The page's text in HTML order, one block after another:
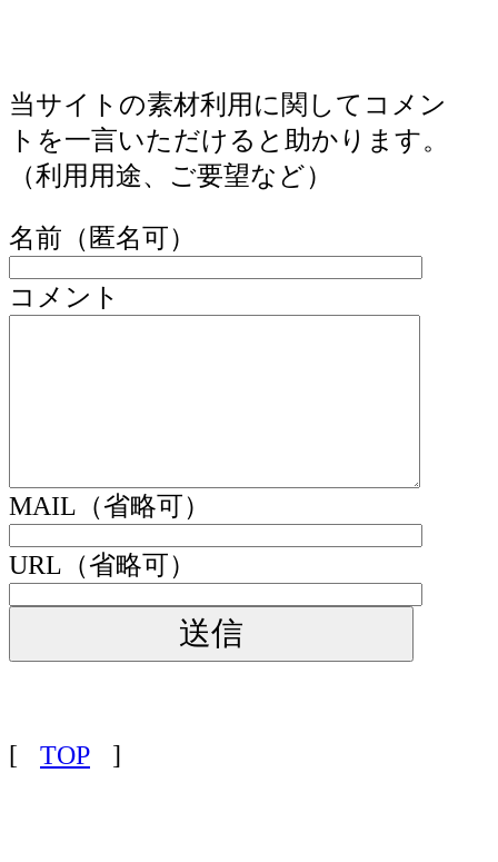
当サイトの素材利用に関してコメン
トを一言いただけると助かります。
（利用用途、ご要望など）
名前（匿名可）
コメント
MAIL（省略可）
URL（省略可）
[ TOP ]